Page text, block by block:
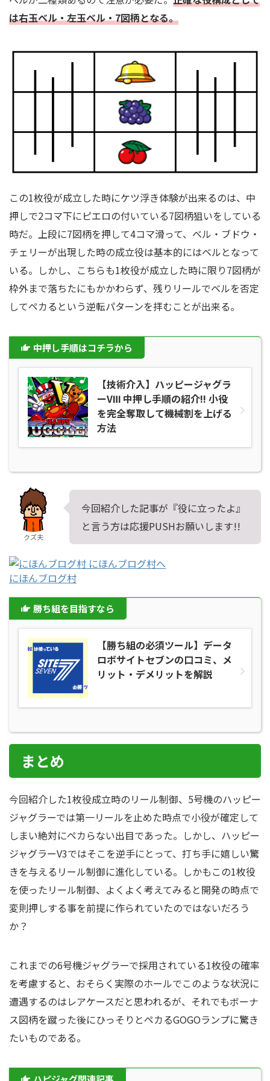
は右玉ベル・左玉ベル・7図柄となる。
この1枚役が成立した時にケツ浮き体験が出来るのは、中
押しで2コマ下にピエロの付いている7図柄狙いをしている
時だ。上段に7図柄を押して4コマ滑って、ベル・ブドウ・
チェリーが出現した時の成立役は基本的にはベルとなって
いる。しかし、こちらも1枚役が成立した時に限り7図柄が
枠外まで落ちたにもかかわらず、残りリールでベルを否定
してペカるという逆転パターンを拝むことが出来る。
中押し手順はコチラから
【技術介入】ハッピージャグラ
ーVⅢ 中押し手順の紹介!! 小役
を完全奪取して機械割を上げる
方法
クズ夫
今回紹介した記事が『役に立ったよ』
と言う方は応援PUSHお願いします!!
にほんブログ村
勝ち組を目指すなら
【勝ち組の必須ツール】データ
ロボサイトセブンの口コミ、メ
リット・デメリットを解説
まとめ
今回紹介した1枚役成立時のリール制御、5号機のハッピー
ジャグラーでは第一リールを止めた時点で小役が確定して
しまい絶対にペカらない出目であった。しかし、ハッピー
ジャグラーV3ではそこを逆手にとって、打ち手に嬉しい驚
きを与えるリール制御に進化している。しかもこの1枚役
を使ったリール制御、よくよく考えてみると開発の時点で
変則押しする事を前提に作られていたのではないだろう
か？
これまでの6号機ジャグラーで採用されている1枚役の確率
を考慮すると、おそらく実際のホールでこのような状況に
遭遇するのはレアケースだと思われるが、それでもボーナ
ス図柄を蹴った後にひっそりとペカるGOGOランプに驚き
たいものである。